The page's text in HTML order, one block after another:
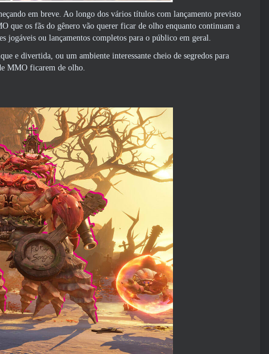
em breve. Ao longo dos vários títulos com lançamento previsto
que os fãs do gênero vão querer ficar de olho enquanto continuam a
jogáveis ​​ou lançamentos completos para o público em geral.
e divertida, ou um ambiente interessante cheio de segredos para
MMO ficarem de olho.